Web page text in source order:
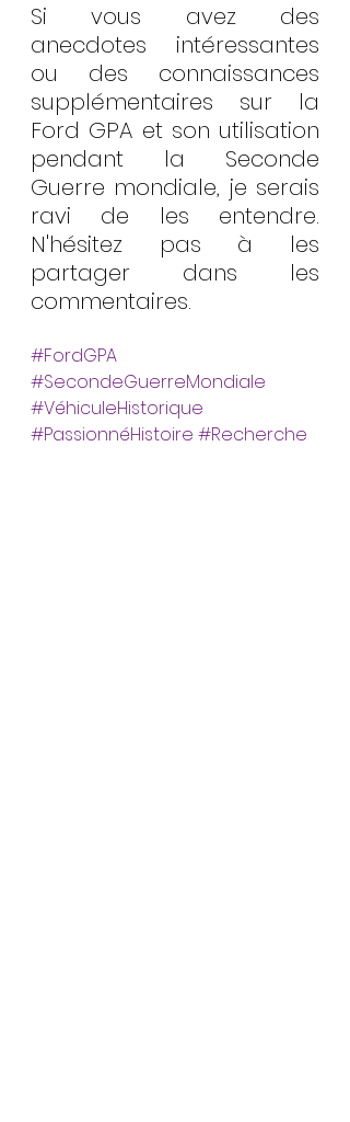
Si vous avez des
anecdotes intéressantes
ou des connaissances
supplémentaires sur la
Ford GPA et son utilisation
pendant la Seconde
Guerre mondiale, je serais
ravi de les entendre.
N'hésitez pas à les
partager dans les
commentaires.
#FordGPA
#SecondeGuerreMondiale
#VéhiculeHistorique
#PassionnéHistoire #Recherche